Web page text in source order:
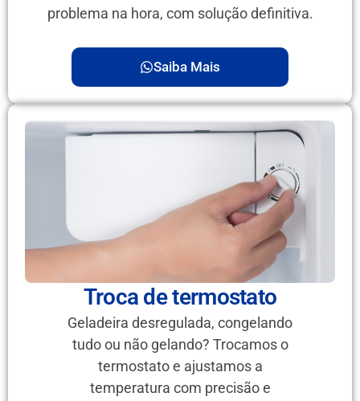
problema na hora, com solução definitiva.
Saiba Mais
Troca de termostato
Geladeira desregulada, congelando
tudo ou não gelando? Trocamos o
termostato e ajustamos a
temperatura com precisão e